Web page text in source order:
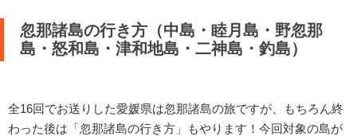
忽那諸島の行き方（中島・睦月島・野忽那
島・怒和島・津和地島・二神島・釣島）
全16回でお送りした愛媛県は忽那諸島の旅ですが、もちろん終
わった後は「忽那諸島の行き方」もやります！今回対象の島が